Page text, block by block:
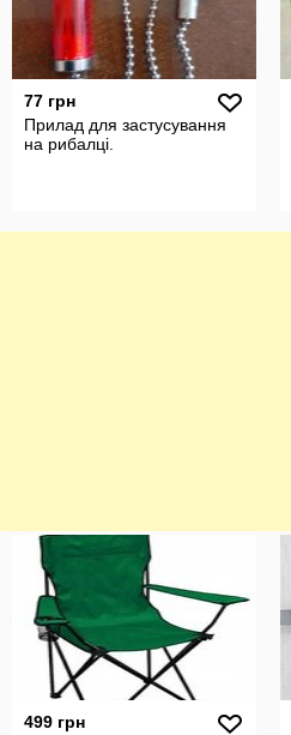
77 грн
Прилад для застусування
на рибалці.
499 грн